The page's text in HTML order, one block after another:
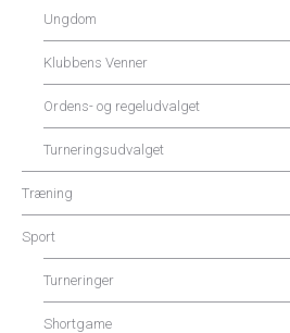
Ungdom
Klubbens Venner
Ordens- og regeludvalget
Turneringsudvalget
Træning
Sport
Turneringer
Shortgame